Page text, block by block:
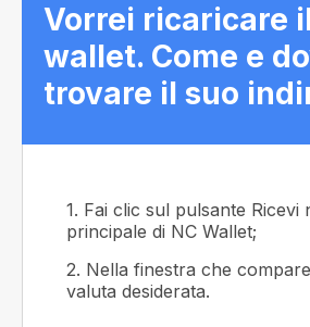
Vorrei ricaricare
wallet. Come e
trovare il suo
1. Fai clic sul pulsante Ricevi
principale di NC Wallet;
2. Nella finestra che
valuta desiderata.